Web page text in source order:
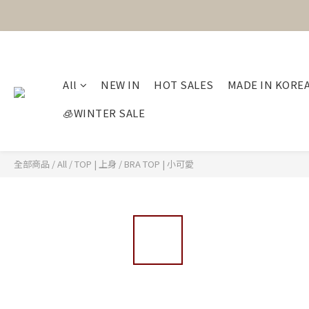
All NEW IN HOT SALES
MADE IN
🧊WINTER SALE
全部商品 /All /TOP | 上身 / BRA TOP | 小可愛